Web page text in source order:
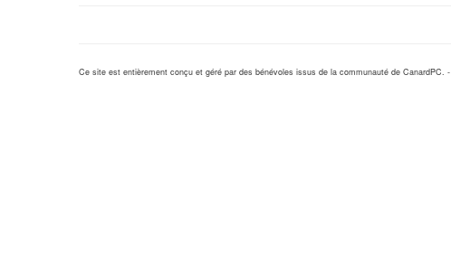
Ce site est entièrement conçu et géré par des bénévoles issus de la communauté de CanardPC. -